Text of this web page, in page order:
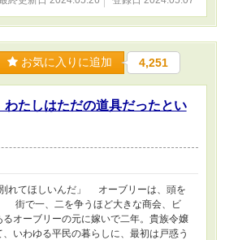
お気に入りに追加 4,251
わたしはただの道具だったとい
れてほしいんだ」 オーブリーは、頭を
街で一、二を争うほど大きな商会、ビ
オーブリーの元に嫁いで二年。貴族令嬢
いわゆる平民の暮らしに、最初は戸惑う